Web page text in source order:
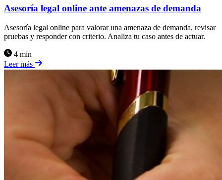
Asesoría legal online ante amenazas de demanda
Asesoría legal online para valorar una amenaza de demanda, revisar
pruebas y responder con criterio. Analiza tu caso antes de actuar.
4 min
Leer más